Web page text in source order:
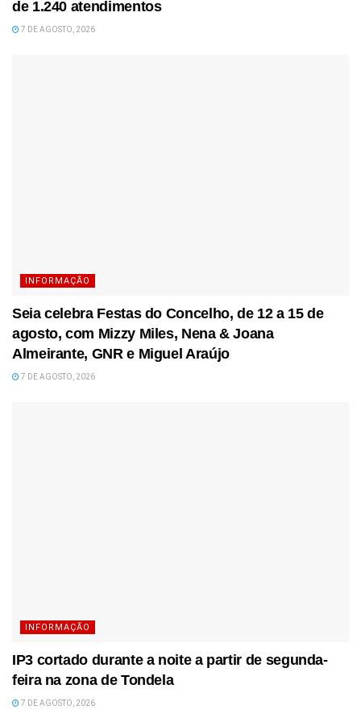
de 1.240 atendimentos
7 DE AGOSTO, 2026
INFORMAÇÃO
Seia celebra Festas do Concelho, de 12 a 15 de
agosto, com Mizzy Miles, Nena & Joana
Almeirante, GNR e Miguel Araújo
7 DE AGOSTO, 2026
INFORMAÇÃO
IP3 cortado durante a noite a partir de segunda-
feira na zona de Tondela
7 DE AGOSTO, 2026